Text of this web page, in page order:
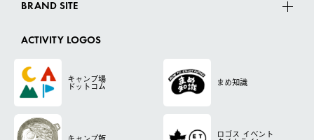
BRAND SITE
ACTIVITY LOGOS
キャンプ場
ドットコム まめ知識
キャンプ飯 ロゴス イベント